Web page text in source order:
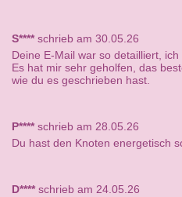
S****schrieb am 30.05.26
Deine E-Mail war so detailliert,
Es hat mir sehr geholfen, das
wie du es geschrieben hast.
P****schrieb am 28.05.26
Du hast den Knoten energetisch
D****schrieb am 24.05.26